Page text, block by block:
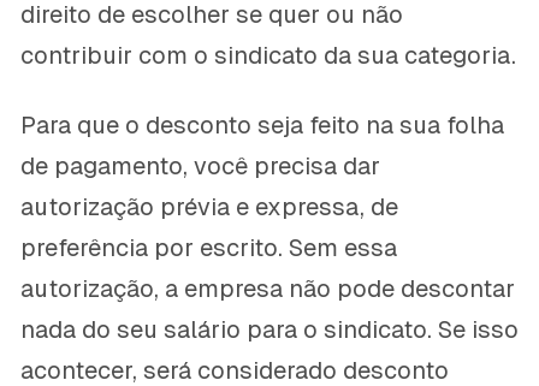
direito de escolher se quer ou não
contribuir com o sindicato da sua categoria.
Para que o desconto seja feito na sua folha
de pagamento, você precisa dar
autorização prévia e expressa, de
preferência por escrito. Sem essa
autorização, a empresa não pode descontar
nada do seu salário para o sindicato. Se isso
acontecer, será considerado desconto